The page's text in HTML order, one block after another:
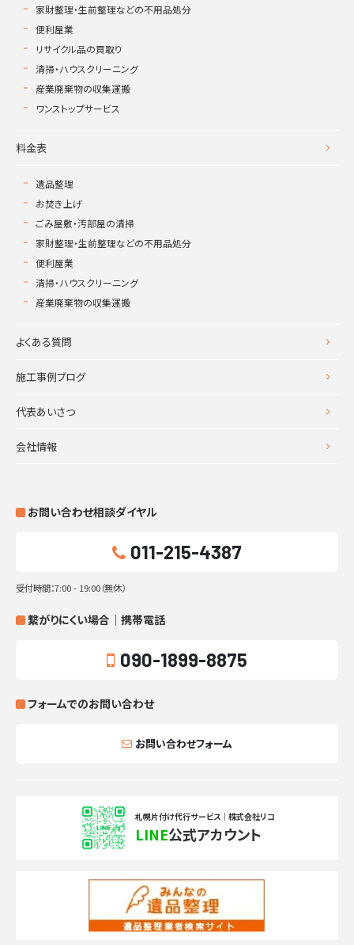
家財整理・生前整理などの不用品処分
便利屋業
リサイクル品の買取り
清掃・ハウスクリーニング
産業廃棄物の収集運搬
ワンストップサービス
料金表
遺品整理
お焚き上げ
ごみ屋敷・汚部屋の清掃
家財整理・生前整理などの不用品処分
便利屋業
清掃・ハウスクリーニング
産業廃棄物の収集運搬
よくある質問
施工事例ブログ
代表あいさつ
会社情報
お問い合わせ相談ダイヤル
011-215-4387
受付時間：7:00 - 19:00（無休）
繋がりにくい場合｜携帯電話
090-1899-8875
フォームでのお問い合わせ
お問い合わせフォーム
札幌片付け代行サービス｜株式会社リコ
LINE公式アカウント